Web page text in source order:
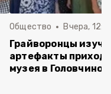
Общество Вчера,
Грайворонцы
артефакты
музея в Головчино